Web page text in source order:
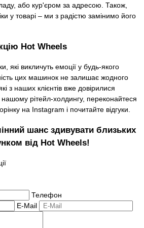
або кур'єром за адресою. Також,
у товарі – ми з радістю замінимо його
Hot Wheels
які викличуть емоції у будь-якого
цих машинок не залишає жодного
з наших клієнтів вже довірилися
нашому рітейл-холдингу, переконайтеся
на Instagram і почитайте відгуки.
шанс здивувати близьких
від Hot Wheels!
Телефон
E-Mail